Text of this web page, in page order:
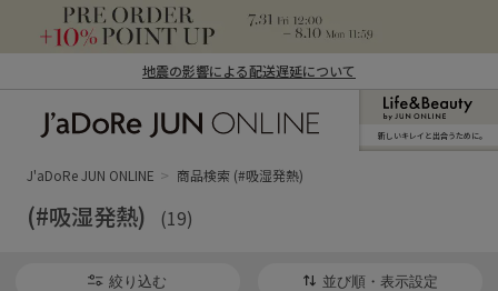
地震の影響による配送遅延について
ン オンライン）
新しいキレイと出合うために。
J'aDoRe JUN ONLINE 商品検索 (#吸湿発熱)
(#吸湿発熱) (19)
絞り込む 並び順・表示設定